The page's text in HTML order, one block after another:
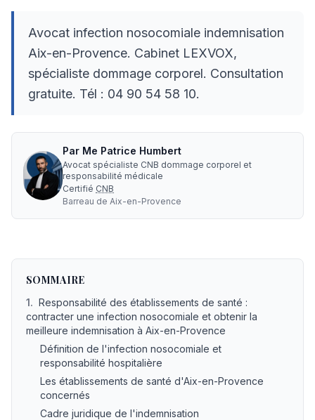
Avocat infection nosocomiale indemnisation
Aix-en-Provence. Cabinet LEXVOX,
spécialiste dommage corporel. Consultation
gratuite. Tél : 04 90 54 58 10.
Par Me Patrice Humbert
Avocat spécialiste CNB dommage corporel et
responsabilité médicale
Certifié CNB
Barreau de Aix-en-Provence
SOMMAIRE
1. Responsabilité des établissements de santé :
contracter une infection nosocomiale et obtenir la
meilleure indemnisation à Aix-en-Provence
Définition de l'infection nosocomiale et
responsabilité hospitalière
Les établissements de santé d'Aix-en-Provence
concernés
Cadre juridique de l'indemnisation